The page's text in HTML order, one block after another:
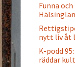
Funna
nytt liv åt
K-podd
räddar